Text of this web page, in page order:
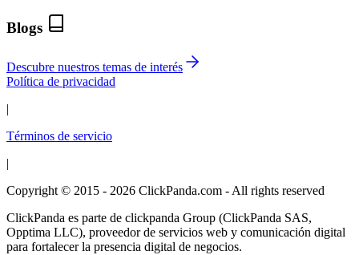
Blogs
Descubre nuestros temas de interés
Política de privacidad
|
Términos de servicio
|
Copyright © 2015 - 2026 ClickPanda.com - All rights reserved
ClickPanda es parte de clickpanda Group (ClickPanda SAS,
Opptima LLC), proveedor de servicios web y comunicación digital
para fortalecer la presencia digital de negocios.